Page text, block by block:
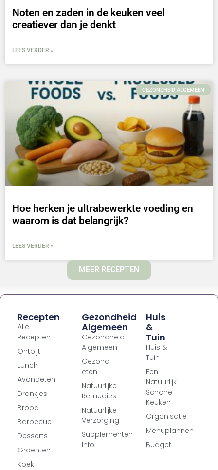
Noten en zaden in de keuken veel
creatiever dan je denkt
LEES VERDER »
GEZONDHEID ALGEMEEN
Hoe herken je ultrabewerkte voeding en
waarom is dat belangrijk?
LEES VERDER »
MEER RECEPTEN
Recepten
Alle
Recepten
Ontbijt
Lunch
Avondeten
Drankjes
Brood
Barbecue
Desserts
Groenten
Koek
Gezondheid
Algemeen
Gezondheid
Algemeen
Gezond
eten
Natuurlijke
Remedies
Natuurlijke
Verzorging
Supplementen
Info
Huis
&
Tuin
Huis &
Tuin
Een
Natuurlijk
Schone
Keuken
Organisatie
Menuplannen
Budget